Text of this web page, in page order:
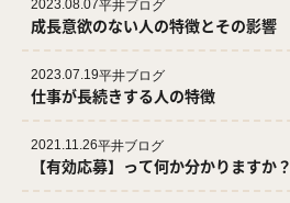
2023.08.07平井ブログ
成長意欲のない人の特徴とその影響
2023.07.19平井ブログ
仕事が長続きする人の特徴
2021.11.26平井ブログ
【有効応募】って何か分かりますか？